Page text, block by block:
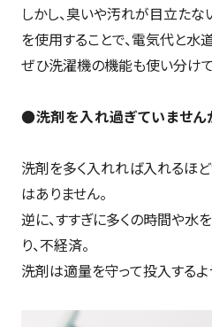
しかし、臭いや汚れが目立たな
を使用することで、電気代と水
ぜひ洗濯機の機能も使い分けて
●洗剤を入れ過ぎていません
洗剤を多く入れれば入れるほ
はありません。
逆に、すすぎに多くの時間や水
り、不経済。
洗剤は適量を守って投入するよ